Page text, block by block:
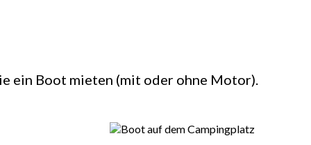
ein Boot mieten (mit oder ohne Motor).